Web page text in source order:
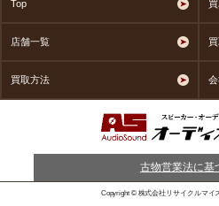
Top
店舗一覧
買取方法
古物営業法に基
Copyright © 株式会社リサイクルマイ